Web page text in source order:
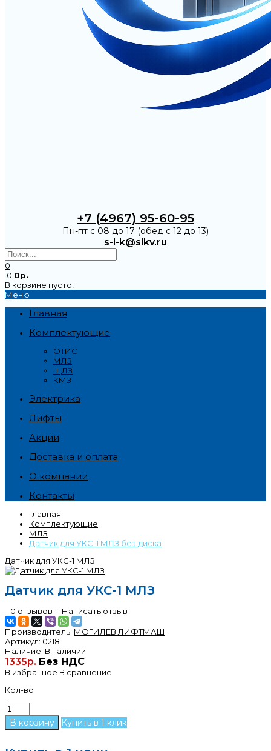
+7 (4967) 95-60-95
Пн-пт с 08 до 17 (обед с 12 до 13)
s-l-k@slkv.ru
0
0 0р.
В корзине пусто!
Меню
Главная
Комплектующие
ОТИС
МЛЗ
ЩЛЗ
КМЗ
Электрика
Лифты
Акции
Доставка и оплата
О компании
Контакты
Главная
Комплектующие
МЛЗ
Датчик для УКС-1 МЛЗ без диска
Датчик для УКС-1 МЛЗ
Датчик для УКС-1 МЛЗ
0 отзывов | Написать отзыв
Производитель: МОГИЛЕВ ЛИФТМАШ
Артикул: 0218
Наличие: В наличии
1335р. Без НДС
В избранное В сравнение
Кол-во
Купить в 1 клик